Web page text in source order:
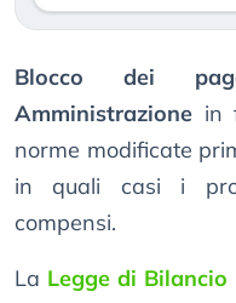
Blocco dei
Amministrazione in
norme modificate
in quali casi i
compensi.
La Legge di Bilancio